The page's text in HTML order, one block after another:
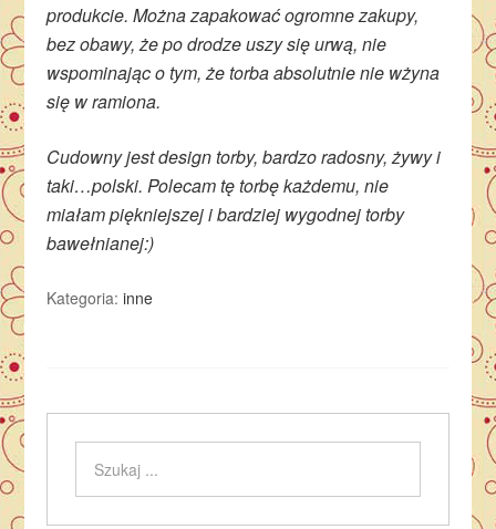
produkcie. Można zapakować ogromne zakupy,
bez obawy, że po drodze uszy się urwą, nie
wspominając o tym, że torba absolutnie nie wżyna
się w ramiona.
Cudowny jest design torby, bardzo radosny, żywy i
taki…polski. Polecam tę torbę każdemu, nie
miałam piękniejszej i bardziej wygodnej torby
bawełnianej:)
Kategoria:inne